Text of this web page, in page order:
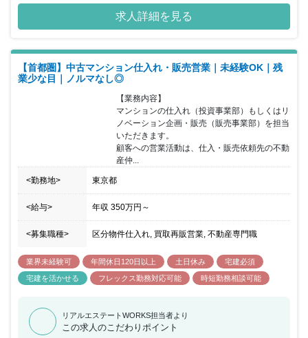
迎です。
求人詳細を見る
【首都圏】中古マンション仕入れ・販売営業｜未経験OK｜残
業少な目｜ノルマなし◎
【業務内容】
マンションの仕入れ（投資事業部）もしくはリ
ノベーション企画・販売（販売事業部）を担当
いただきます。
顧客への営業活動は、仕入・販売依頼先の不動
産仲...
<勤務地> 東京都
<給与> 年収 350万円 ～
<募集職種> 区分物件仕入れ, 買取再販営業, 不動産専門職
業界未経験可 年間休日120日以上 土日休み
宅建必須
宅建を活かせる
フレックス勤務対応可能 時短勤務相談可能
リアルエステートWORKS担当者より
この求人のこだわりポイント